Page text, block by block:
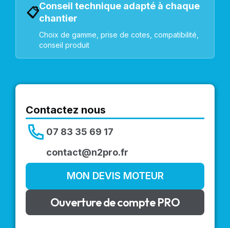
📋Conseil technique adapté à chaque
chantier
Choix de gamme, prise de cotes, compatibilité,
conseil produit
Contactez nous
07 83 35 69 17
contact@n2pro.fr
MON DEVIS MOTEUR
Ouverture de compte PRO